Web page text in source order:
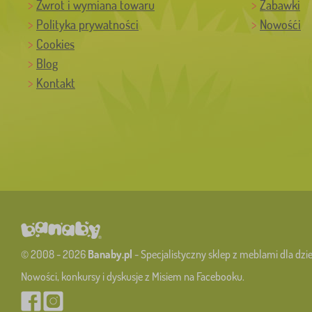
Zwrot i wymiana towaru
Polityka prywatności
Cookies
Blog
Kontakt
Zabawki
Nowośći
© 2008 - 2026 Banaby.pl - Specjalistyczny sklep z meblami dla
Nowości, konkursy i dyskusje z Misiem na Facebooku.